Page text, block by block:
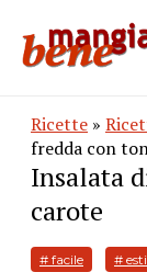
Ricette »
fredda con
Insalata
carote
# facile #